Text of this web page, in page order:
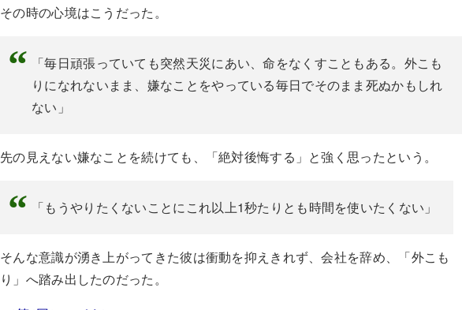
その時の心境はこうだった。
「毎日頑張っていても突然天災にあい、命をなくすこともある。外こも
りになれないまま、嫌なことをやっている毎日でそのまま死ぬかもしれ
ない」
先の見えない嫌なことを続けても、「絶対後悔する」と強く思ったという。
「もうやりたくないことにこれ以上1秒たりとも時間を使いたくない」
そんな意識が湧き上がってきた彼は衝動を抑えきれず、会社を辞め、「外こも
り」へ踏み出したのだった。